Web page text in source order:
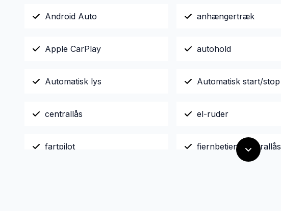
Android Auto anhængertræk
Apple CarPlay autohold
Automatisk lys Automatisk start/stop
centrallås el-ruder
fartpilot fjernbetjent centrallås